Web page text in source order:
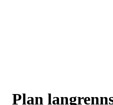
Plan